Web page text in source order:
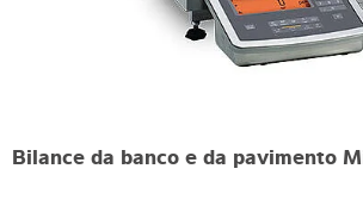
Bilance da banco e da pavimento